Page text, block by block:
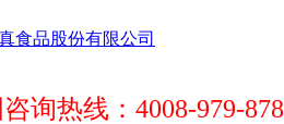
询热线：4008-979-878